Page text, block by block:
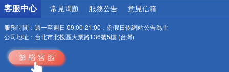
客服中心 常見問題 服務公告 意見信箱
服務時間： 週一至週日 09:00-21:00，例假日依網站公告為主
公司地址： 台北市北投區大業路136號5樓 (台灣)